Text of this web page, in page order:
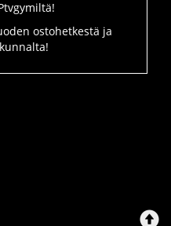
ostohetkestä ja